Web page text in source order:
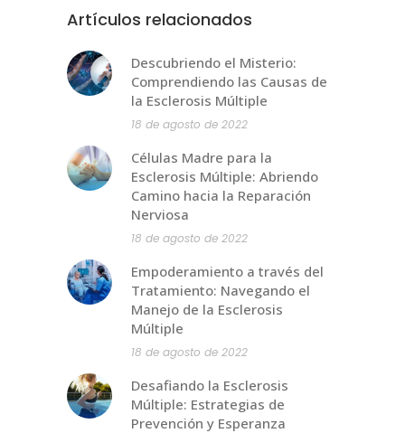
Artículos relacionados
Descubriendo el Misterio:
Comprendiendo las Causas de
la Esclerosis Múltiple
18 de agosto de 2022
Células Madre para la
Esclerosis Múltiple: Abriendo
Camino hacia la Reparación
Nerviosa
18 de agosto de 2022
Empoderamiento a través del
Tratamiento: Navegando el
Manejo de la Esclerosis
Múltiple
18 de agosto de 2022
Desafiando la Esclerosis
Múltiple: Estrategias de
Prevención y Esperanza